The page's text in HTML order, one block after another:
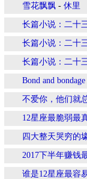
雪花飘飘 - 休里
长篇小说：二十
长篇小说：二十
长篇小说：二十
Bond and bondage
不爱你，他们就
12星座最脆弱最
四大整天哭穷的
2017下半年赚钱
谁是12星座最容